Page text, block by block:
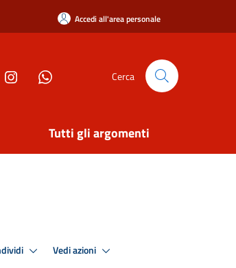
Accedi all'area personale
Cerca
Tutti gli argomenti
Vedi azioni